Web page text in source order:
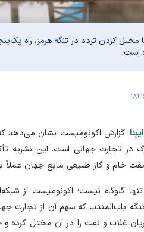
مختل کردن تردد در تنگه هرمز، راه
است.
ایبِنا؛ گزارش اکونومیست نشان می‌دهد
در تجارت جهانی است. این نشریه
خام و گاز طبیعی مایع جهان عملاً
تنها گلوگاه نیست؛ اکونومیست از
غلات و نفت را در آن مختل کرده